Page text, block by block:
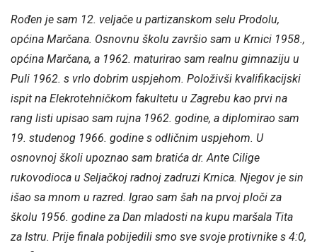
Rođen je sam 12. veljače u partizanskom selu Prodolu,
općina Marčana. Osnovnu školu završio sam u Krnici 1958.,
općina Marčana, a 1962. maturirao sam realnu gimnaziju u
Puli 1962. s vrlo dobrim uspjehom. Položivši kvalifikacijski
ispit na Elekrotehničkom fakultetu u Zagrebu kao prvi na
rang listi upisao sam rujna 1962. godine, a diplomirao sam
19. studenog 1966. godine s odličnim uspjehom. U
osnovnoj školi upoznao sam bratića dr. Ante Cilige
rukovodioca u Seljačkoj radnoj zadruzi Krnica. Njegov je sin
išao sa mnom u razred. Igrao sam šah na prvoj ploči za
školu 1956. godine za Dan mladosti na kupu maršala Tita
za Istru. Prije finala pobijedili smo sve svoje protivnike s 4:0,